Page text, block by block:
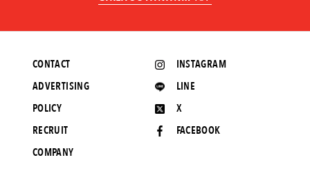
INSTAGRAM
LINE
X
FACEBOOK
CONTACT
ADVERTISING
POLICY
RECRUIT
COMPANY